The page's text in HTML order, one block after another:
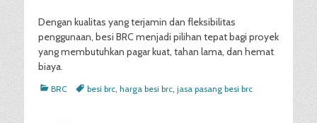
Dengan kualitas yang terjamin dan fleksibilitas
penggunaan, besi BRC menjadi pilihan tepat bagi proyek
yang membutuhkan pagar kuat, tahan lama, dan hemat
biaya.
Categories
BRC Tagsbesi brc, harga besi brc, jasa pasang besi brc